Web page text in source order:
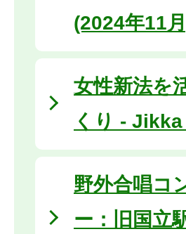
(2024年11
女性新法を
くり -
野外合唱コ
ー：旧国立